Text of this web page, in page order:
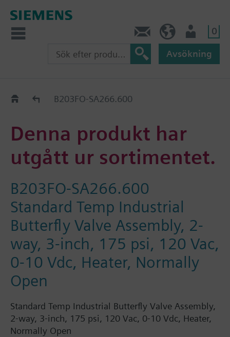
0
Avsökning
Old2NewB203FO-SA266.600
Denna produkt har
utgått ur sortimentet.
B203FO-SA266.600
Standard Temp Industrial
Butterfly Valve Assembly, 2-
way, 3-inch, 175 psi, 120 Vac,
0-10 Vdc, Heater, Normally
Open
Standard Temp Industrial Butterfly Valve Assembly,
2-way, 3-inch, 175 psi, 120 Vac, 0-10 Vdc, Heater,
Normally Open